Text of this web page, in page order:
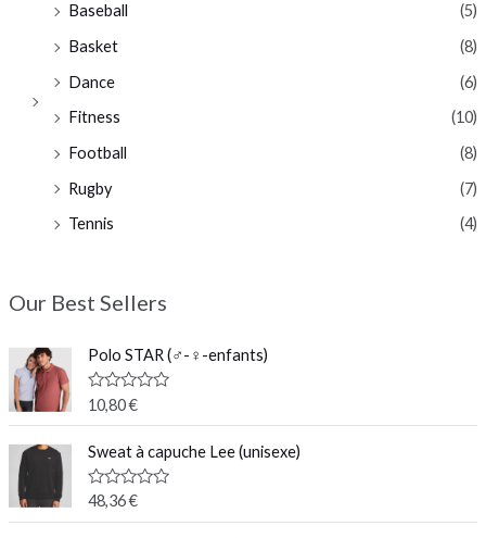
Baseball
(5)
Basket
(8)
Dance
(6)
Fitness
(10)
Football
(8)
Rugby
(7)
Tennis
(4)
Our Best Sellers
Polo STAR (♂-♀-enfants)
N
e
s
u
5
10,80€
Sweat à capuche Lee (unisexe)
N
48,36€